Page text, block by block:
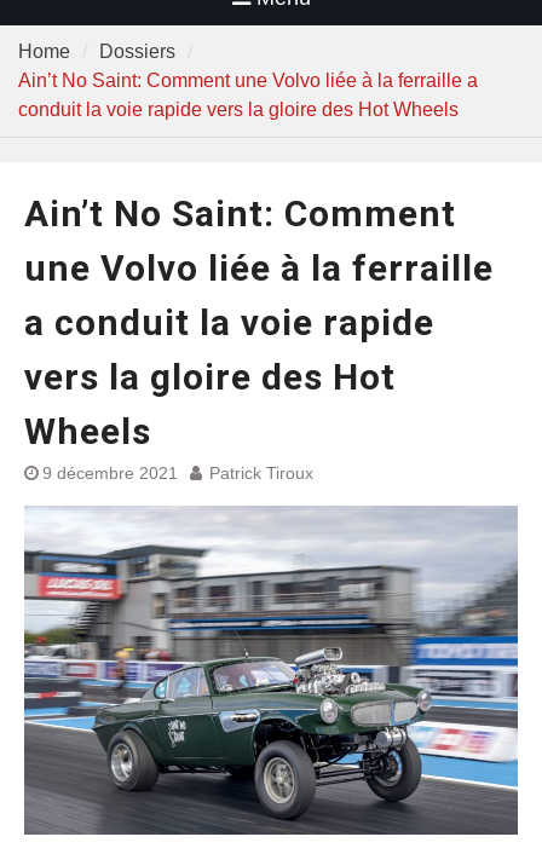
Home
Dossiers
Ain’t No Saint: Comment une Volvo liée à la ferraille a
conduit la voie rapide vers la gloire des Hot Wheels
Ain’t No Saint: Comment
une Volvo liée à la ferraille
a conduit la voie rapide
vers la gloire des Hot
Wheels
9 décembre 2021 Patrick Tiroux